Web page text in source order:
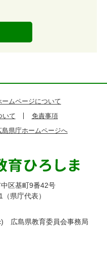
ームページについて
いて
免責事項
島県庁ホームページへ
区基町9番42号
県庁代表）
広島県教育委員会事務局